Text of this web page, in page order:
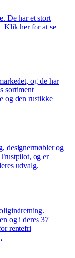
De har et stort
Klik her for at se
og de har
sortiment
og den rustikke
designermøbler og
og er
udvalg.
og i deres 37
rentefri